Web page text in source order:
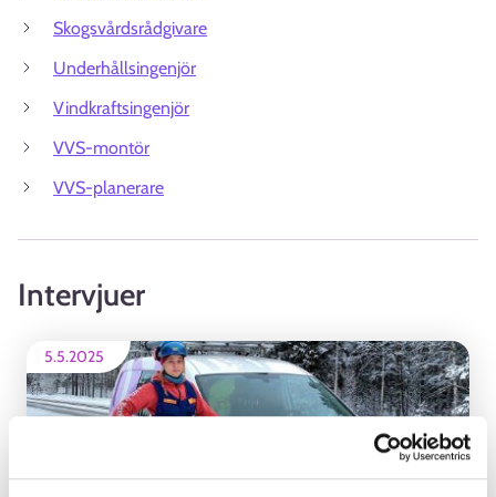
Skogsvårdsrådgivare
Underhållsingenjör
Vindkraftsingenjör
VVS-montör
VVS-planerare
Intervjuer
5.5.2025